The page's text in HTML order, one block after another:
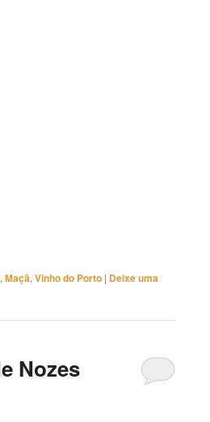
, Maçã, Vinho do Porto | Deixe uma
Nozes